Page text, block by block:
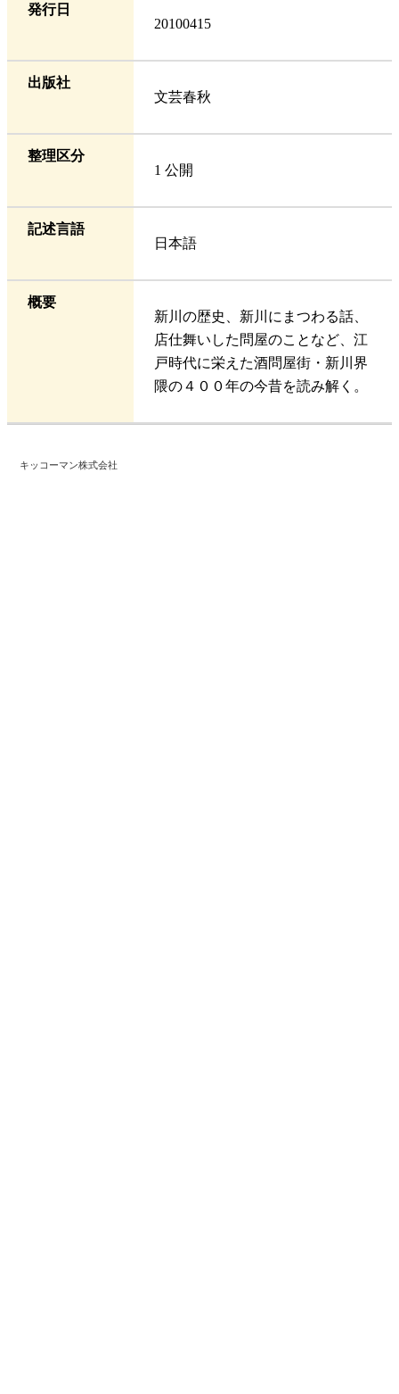
発行日
20100415
出版社
文芸春秋
整理区分
1 公開
記述言語
日本語
概要
新川の歴史、新川にまつわる話、
店仕舞いした問屋のことなど、江
戸時代に栄えた酒問屋街・新川界
隈の４００年の今昔を読み解く。
キッコーマン株式会社